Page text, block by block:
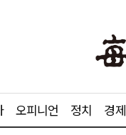
오피니언 정치 경제